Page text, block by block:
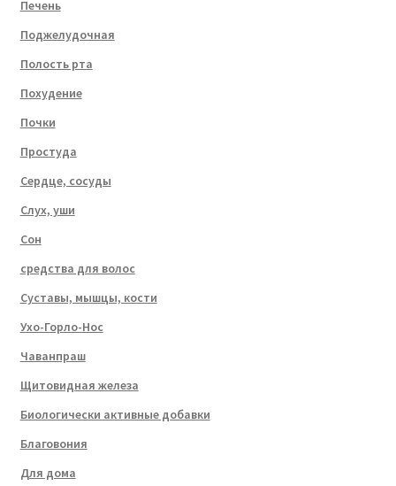
Печень
Поджелудочная
Полость рта
Похудение
Почки
Простуда
Сердце, сосуды
Слух, уши
Сон
средства для волос
Суставы, мышцы, кости
Ухо-Горло-Нос
Чаванпраш
Щитовидная железа
Биологически активные добавки
Благовония
Для дома